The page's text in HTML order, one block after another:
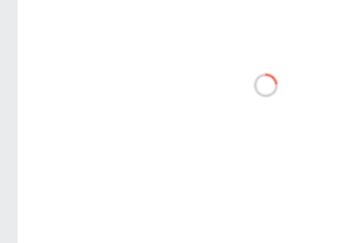
DO KOSZYKA